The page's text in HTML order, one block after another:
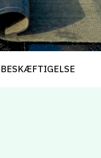
BESKÆFTIGELSE